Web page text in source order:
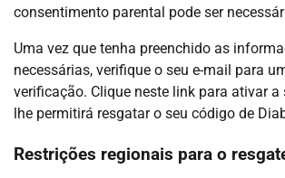
consentimento parental pode ser
Uma vez que tenha preenchido as
necessárias, verifique o seu e-mail para
verificação. Clique neste link para ativar a
lhe permitirá resgatar o seu código de
Restrições regionais para o